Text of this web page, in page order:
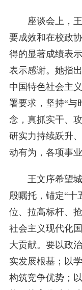
座谈会上，
要成效和在校政
得的显著成绩表
表示感谢。她指
中国特色社会主
署要求，坚持“与
念，真抓实干、
研实力持续跃升
动有为，各项事
王文序希望
殷嘱托，锚定“十
位、拉高标杆、
社会主义现代化
大贡献。要以政
实发展根基；以
构筑竞争优势；